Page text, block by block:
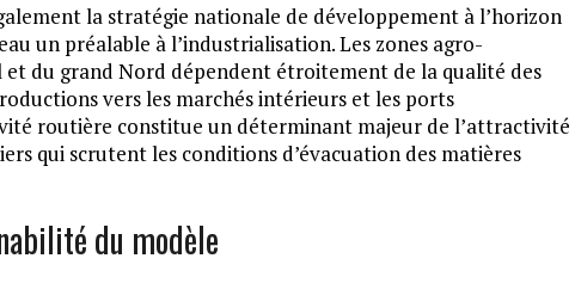
la stratégie nationale de développement à l’horizon
un préalable à l’industrialisation. Les zones agro-
du grand Nord dépendent étroitement de la qualité des
vers les marchés intérieurs et les ports
routière constitue un déterminant majeur de l’attractivité
qui scrutent les conditions d’évacuation des matières
du modèle